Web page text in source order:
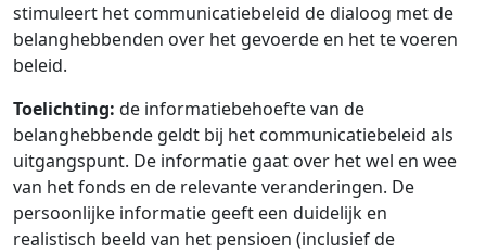
stimuleert het communicatiebeleid de dialoog met de
belanghebbenden over het gevoerde en het te voeren
beleid.
Toelichting: de informatiebehoefte van de
belanghebbende geldt bij het communicatiebeleid als
uitgangspunt. De informatie gaat over het wel en wee
van het fonds en de relevante veranderingen. De
persoonlijke informatie geeft een duidelijk en
realistisch beeld van het pensioen (inclusief de